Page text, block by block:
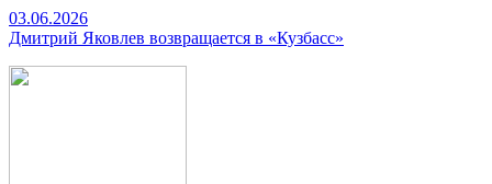
03.06.2026
Дмитрий Яковлев возвращается в «Кузбасс»